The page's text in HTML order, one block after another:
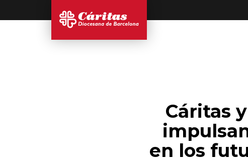
Cáritas
en los